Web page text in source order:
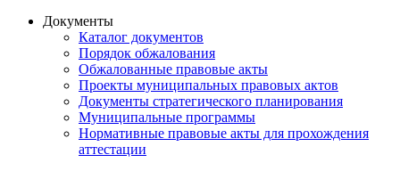
Документы
Каталог документов
Порядок обжалования
Обжалованные правовые акты
Проекты муниципальных правовых актов
Документы стратегического планирования
Муниципальные программы
Нормативные правовые акты для прохождения
аттестации